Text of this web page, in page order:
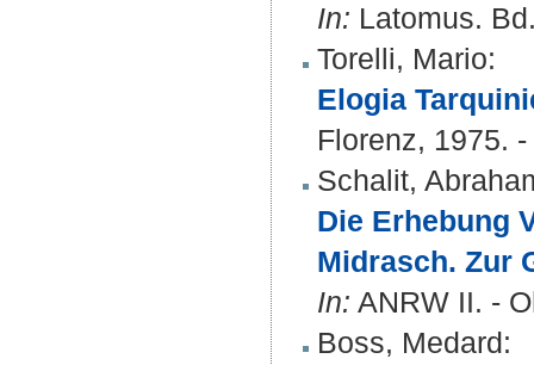
In: Latomus.
Torelli, Mario:
Elogia
Florenz, 1975.
Schalit,
Die Erhebung
Midrasch. Zur
In: ANRW II. -
Boss, Medard: